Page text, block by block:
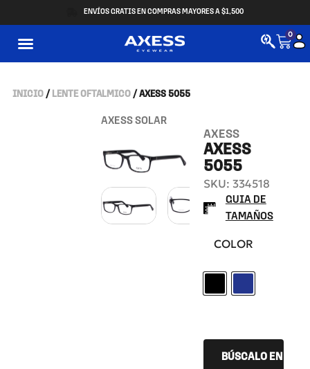
ENVÍOS GRATIS EN COMPRAS MAYORES A $1,500
0
INICIO/ LENTE OFTALMICO/ AXESS 5055
AXESS SOLAR
AXESS
AXESS
5055
SKU: 334518
GUIA DE
TAMAÑOS
COLOR
Black Blue
BÚSCALO EN TU